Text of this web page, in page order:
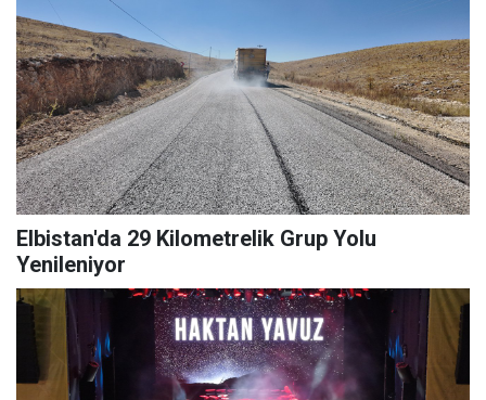
Elbistan'da 29 Kilometrelik Grup Yolu
Yenileniyor